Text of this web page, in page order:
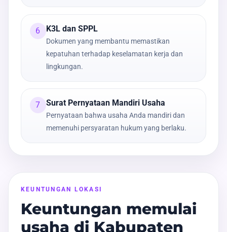
6 K3L dan SPPL
Dokumen yang membantu memastikan
kepatuhan terhadap keselamatan kerja dan
lingkungan.
7 Surat Pernyataan Mandiri Usaha
Pernyataan bahwa usaha Anda mandiri dan
memenuhi persyaratan hukum yang berlaku.
KEUNTUNGAN LOKASI
Keuntungan memulai
usaha di Kabupaten